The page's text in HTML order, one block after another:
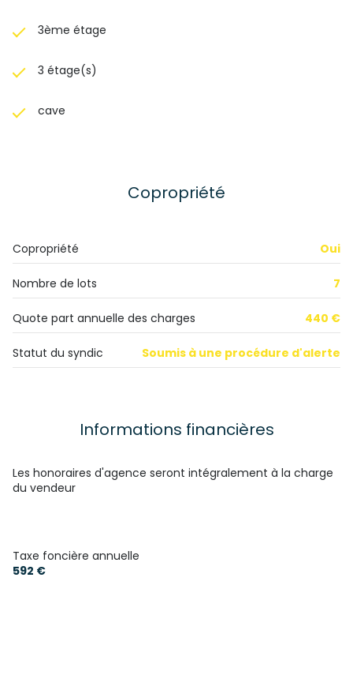
3ème étage
3 étage(s)
cave
Copropriété
Copropriété Oui
Nombre de lots 7
Quote part annuelle des charges 440 €
Statut du syndic Soumis à une procédure d'alerte
Informations financières
Les honoraires d'agence seront intégralement à la charge
du vendeur
Taxe foncière annuelle
592 €